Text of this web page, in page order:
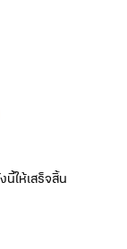
ให้เสร็จสิ้น